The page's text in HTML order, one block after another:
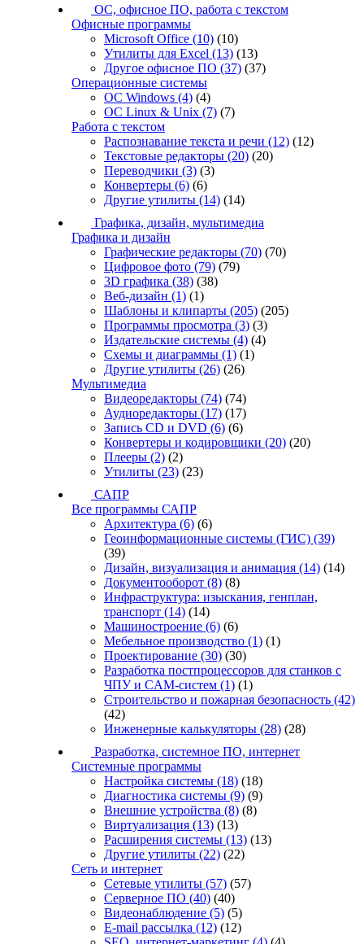
ОС, офисное ПО, работа с текстом
Офисные программы
Microsoft Office (10) (10)
Утилиты для Excel (13) (13)
Другое офисное ПО (37) (37)
Операционные системы
ОС Windows (4) (4)
ОС Linux & Unix (7) (7)
Работа с текстом
Распознавание текста и речи (12) (12)
Текстовые редакторы (20) (20)
Переводчики (3) (3)
Конвертеры (6) (6)
Другие утилиты (14) (14)
Графика, дизайн, мультимедиа
Графика и дизайн
Графические редакторы (70) (70)
Цифровое фото (79) (79)
3D графика (38) (38)
Веб-дизайн (1) (1)
Шаблоны и клипарты (205) (205)
Программы просмотра (3) (3)
Издательские системы (4) (4)
Схемы и диаграммы (1) (1)
Другие утилиты (26) (26)
Мультимедиа
Видеоредакторы (74) (74)
Аудиоредакторы (17) (17)
Запись CD и DVD (6) (6)
Конвертеры и кодировщики (20) (20)
Плееры (2) (2)
Утилиты (23) (23)
САПР
Все программы САПР
Архитектура (6) (6)
Геоинформационные системы (ГИС) (39)
(39)
Дизайн, визуализация и анимация (14) (14)
Документооборот (8) (8)
Инфраструктура: изыскания, генплан,
транспорт (14) (14)
Машиностроение (6) (6)
Мебельное производство (1) (1)
Проектирование (30) (30)
Разработка постпроцессоров для станков с
ЧПУ и CAM-систем (1) (1)
Строительство и пожарная безопасность (42)
(42)
Инженерные калькуляторы (28) (28)
Разработка, системное ПО, интернет
Системные программы
Настройка системы (18) (18)
Диагностика системы (9) (9)
Внешние устройства (8) (8)
Виртуализация (13) (13)
Расширения системы (13) (13)
Другие утилиты (22) (22)
Сеть и интернет
Сетевые утилиты (57) (57)
Серверное ПО (40) (40)
Видеонаблюдение (5) (5)
E-mail рассылка (12) (12)